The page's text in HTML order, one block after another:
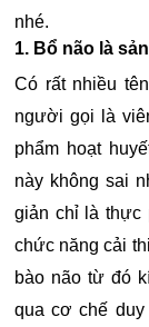
nhé.
1. Bổ não là
Có rất nhiều
người gọi là
phẩm hoạt
này không sai
giản chỉ là thực
chức năng cải
bào não từ đó
qua cơ chế